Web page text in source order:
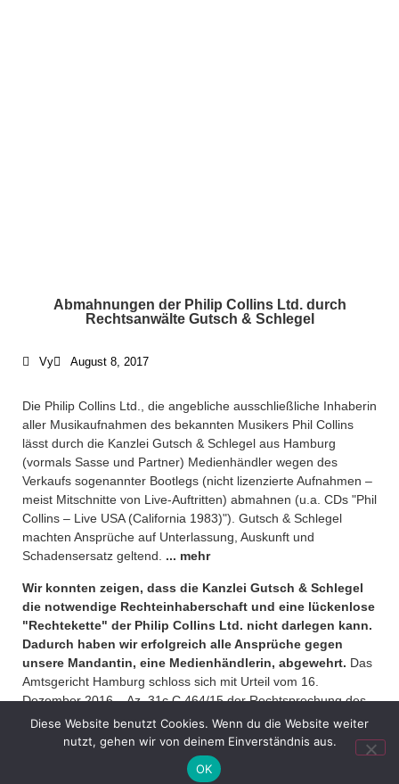
Abmahnungen der Philip Collins Ltd. durch
Rechtsanwälte Gutsch & Schlegel
Vy August 8, 2017
Die Philip Collins Ltd., die angebliche ausschließliche Inhaberin
aller Musikaufnahmen des bekannten Musikers Phil Collins
lässt durch die Kanzlei Gutsch & Schlegel aus Hamburg
(vormals Sasse und Partner) Medienhändler wegen des
Verkaufs sogenannter Bootlegs (nicht lizenzierte Aufnahmen –
meist Mitschnitte von Live-Auftritten) abmahnen (u.a. CDs "Phil
Collins – Live USA (California 1983)"). Gutsch & Schlegel
machten Ansprüche auf Unterlassung, Auskunft und
Schadensersatz geltend. ... mehr
Wir konnten zeigen, dass die Kanzlei Gutsch & Schlegel
die notwendige Rechteinhaberschaft und eine lückenlose
"Rechtekette" der Philip Collins Ltd. nicht darlegen kann.
Dadurch haben wir erfolgreich alle Ansprüche gegen
unsere Mandantin, eine Medienhändlerin, abgewehrt. Das
Amtsgericht Hamburg schloss sich mit Urteil vom 16.
Dezember 2016 – Az. 31c C 464/15 der Rechtsprechung des
Landgerichts Hamburg vom 27. März 2015 – Az. 308 S 25/14
an und wies die Klage vollumfänglich ab.
Bei der Entscheidung des Landgerichts Hamburg handelt es
Diese Website benutzt Cookies. Wenn du die Website weiter
nutzt, gehen wir von deinem Einverständnis aus.
OK